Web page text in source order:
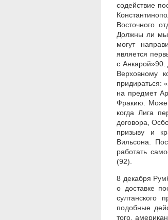
содействие
Восточного
Должны ли мы
могут
является
с Анкарой»90.
Верховному
придираться:
на предмет
Фракию.
когда Лига
договора,
призыву и
Вильсона.
работать
(92).
8 декабря
о доставке
султанского
подобные
того,